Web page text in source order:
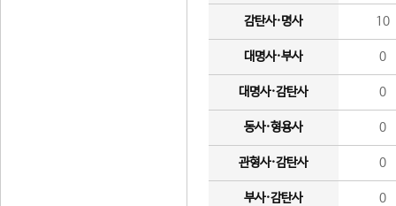
감탄사·명사 10
대명사·부사 0
대명사·감탄사 0
동사·형용사 0
관형사·감탄사 0
부사·감탄사 0